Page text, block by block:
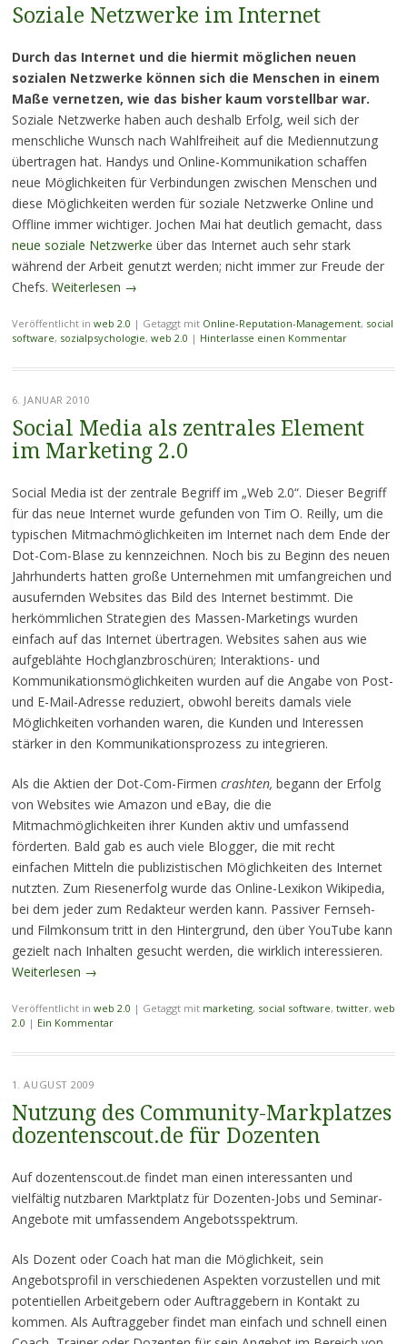
Soziale Netzwerke im Internet
Durch das Internet und die hiermit möglichen neuen
sozialen Netzwerke können sich die Menschen in einem
Maße vernetzen, wie das bisher kaum vorstellbar war.
Soziale Netzwerke haben auch deshalb Erfolg, weil sich der
menschliche Wunsch nach Wahlfreiheit auf die Mediennutzung
übertragen hat. Handys und Online-Kommunikation schaffen
neue Möglichkeiten für Verbindungen zwischen Menschen und
diese Möglichkeiten werden für soziale Netzwerke Online und
Offline immer wichtiger. Jochen Mai hat deutlich gemacht, dass
neue soziale Netzwerke über das Internet auch sehr stark
während der Arbeit genutzt werden; nicht immer zur Freude der
Chefs. Weiterlesen →
Veröffentlicht in web 2.0 | Getaggt mit Online-Reputation-Management, social
software, sozialpsychologie, web 2.0 | Hinterlasse einen Kommentar
6. JANUAR 2010
Social Media als zentrales Element
im Marketing 2.0
Social Media ist der zentrale Begriff im „Web 2.0“. Dieser Begriff
für das neue Internet wurde gefunden von Tim O. Reilly, um die
typischen Mitmachmöglichkeiten im Internet nach dem Ende der
Dot-Com-Blase zu kennzeichnen. Noch bis zu Beginn des neuen
Jahrhunderts hatten große Unternehmen mit umfangreichen und
ausufernden Websites das Bild des Internet bestimmt. Die
herkömmlichen Strategien des Massen-Marketings wurden
einfach auf das Internet übertragen. Websites sahen aus wie
aufgeblähte Hochglanzbroschüren; Interaktions- und
Kommunikationsmöglichkeiten wurden auf die Angabe von Post-
und E-Mail-Adresse reduziert, obwohl bereits damals viele
Möglichkeiten vorhanden waren, die Kunden und Interessen
stärker in den Kommunikationsprozess zu integrieren.
Als die Aktien der Dot-Com-Firmen crashten, begann der Erfolg
von Websites wie Amazon und eBay, die die
Mitmachmöglichkeiten ihrer Kunden aktiv und umfassend
förderten. Bald gab es auch viele Blogger, die mit recht
einfachen Mitteln die publizistischen Möglichkeiten des Internet
nutzten. Zum Riesenerfolg wurde das Online-Lexikon Wikipedia,
bei dem jeder zum Redakteur werden kann. Passiver Fernseh-
und Filmkonsum tritt in den Hintergrund, den über YouTube kann
gezielt nach Inhalten gesucht werden, die wirklich interessieren.
Weiterlesen →
Veröffentlicht in web 2.0 | Getaggt mit marketing, social software, twitter, web
2.0 | Ein Kommentar
1. AUGUST 2009
Nutzung des Community-Markplatzes
dozentenscout.de für Dozenten
Auf dozentenscout.de findet man einen interessanten und
vielfältig nutzbaren Marktplatz für Dozenten-Jobs und Seminar-
Angebote mit umfassendem Angebotsspektrum.
Als Dozent oder Coach hat man die Möglichkeit, sein
Angebotsprofil in verschiedenen Aspekten vorzustellen und mit
potentiellen Arbeitgebern oder Auftraggebern in Kontakt zu
kommen. Als Auftraggeber findet man einfach und schnell einen